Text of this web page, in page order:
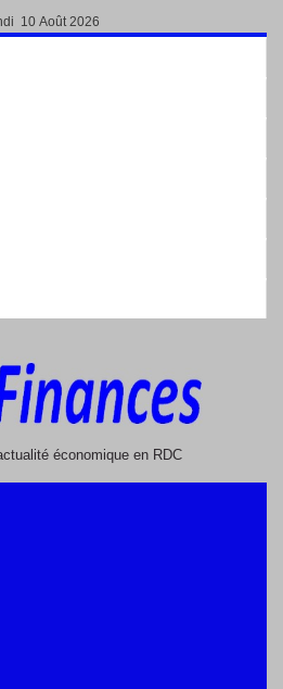
10 Août 2026
économique en RDC